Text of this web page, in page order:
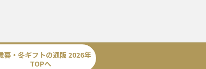
暮・冬ギフトの通販 2026年
TOPへ